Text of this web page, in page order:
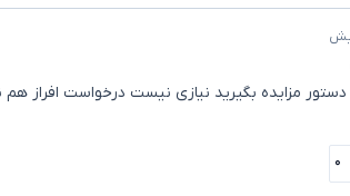
دستور مزایده بگیرید نیازی نیست درخواست افراز
۰